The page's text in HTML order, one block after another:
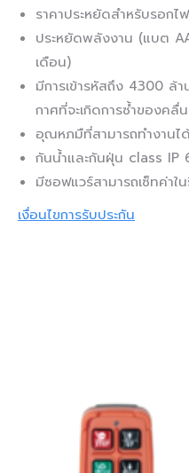
ราคาประหยัดสำหรับรอกไ
ประหยัดพลังงาน (แบต
เดือน)
มีการเข้ารหัสถึง 4300 ล้
กาศที่จะเกิดการซ้ำของค
อุณหภมืที่สามารถทำงานไ
กันน้ำและกันฝุ่น class IP
มีซอฟแวร์สามารถเซ็ทค่าใ
เงื่อนไขการรับประกัน